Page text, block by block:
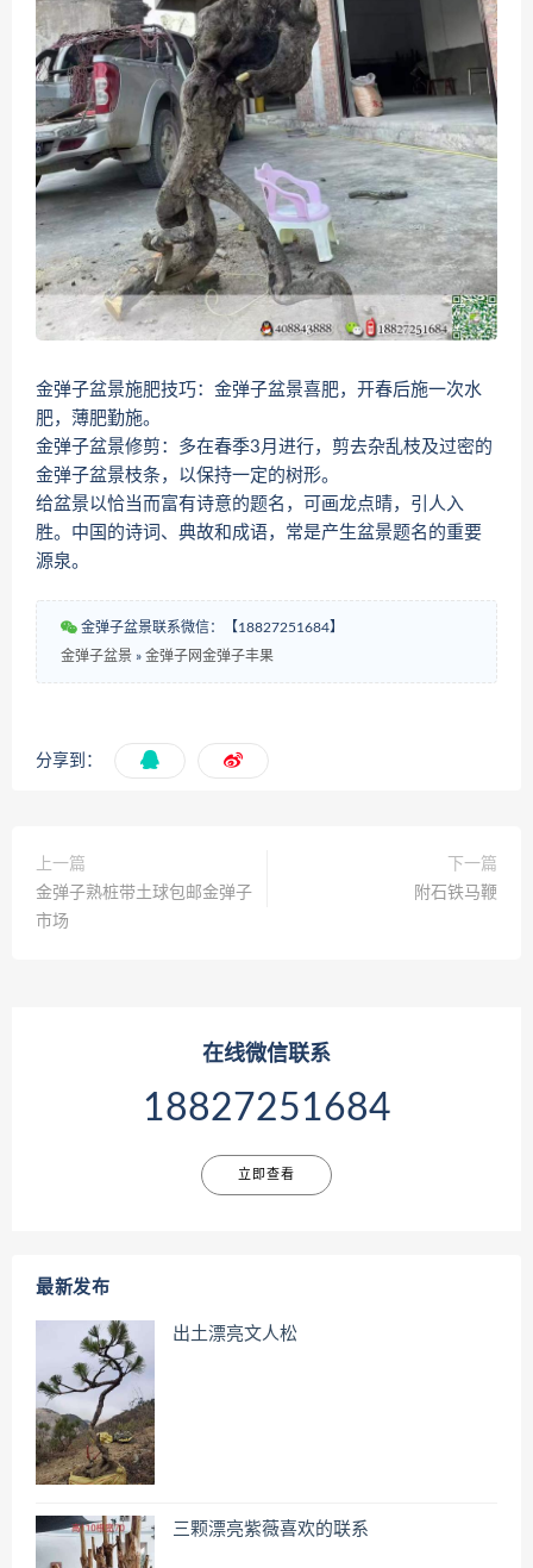
金弹子盆景施肥技巧：金弹子盆景喜肥，开春后施一次水
肥，薄肥勤施。
金弹子盆景修剪：多在春季3月进行，剪去杂乱枝及过密的
金弹子盆景枝条，以保持一定的树形。
给盆景以恰当而富有诗意的题名，可画龙点晴，引人入
胜。中国的诗词、典故和成语，常是产生盆景题名的重要
源泉。
金弹子盆景联系微信：【18827251684】
金弹子盆景 » 金弹子网金弹子丰果
分享到：
上一篇
金弹子熟桩带土球包邮金弹子
市场
下一篇
附石铁马鞭
在线微信联系
18827251684
立即查看
最新发布
出土漂亮文人松
三颗漂亮紫薇喜欢的联系